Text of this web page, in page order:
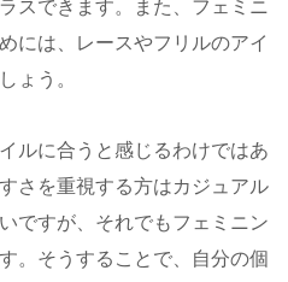
スできます。また、フェミニ
には、レースやフリルのアイ
ょう。
ルに合うと感じるわけではあ
さを重視する方はカジュアル
ですが、それでもフェミニン
。そうすることで、自分の個